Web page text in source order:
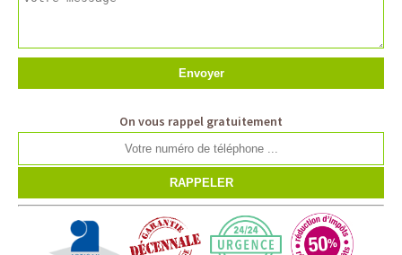
On vous rappel gratuitement